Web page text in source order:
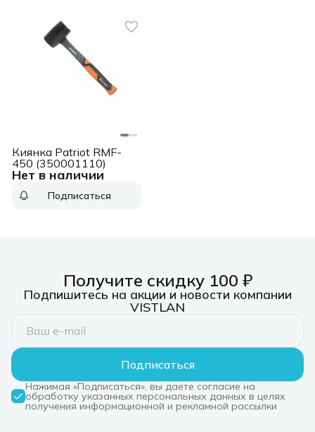
Нет в наличии
Киянка Patriot RMF-
450 (350001110)
Подписаться
Получите скидку 100 ₽
Подпишитесь на акции и новости компании
VISTLAN
Подписаться
Нажимая «Подписаться», вы даете согласие на
обработку указанных персональных данных в целях
получения информационной и рекламной рассылки